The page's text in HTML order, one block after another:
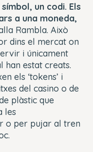
un codi. Els
a una moneda,
Rambla. Això
dins el mercat on
i únicament
han estat creats.
els ‘tokens’ i
del casino o de
plàstic que
les
o per pujar al tren